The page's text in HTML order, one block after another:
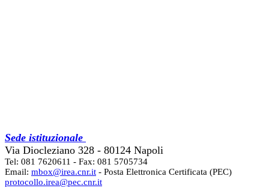
Sede istituzionale
Via Diocleziano 328 - 80124 Napoli
Tel: 081 7620611 - Fax: 081 5705734
Email: mbox@irea.cnr.it - Posta Elettronica Certificata (PEC)
protocollo.irea@pec.cnr.it